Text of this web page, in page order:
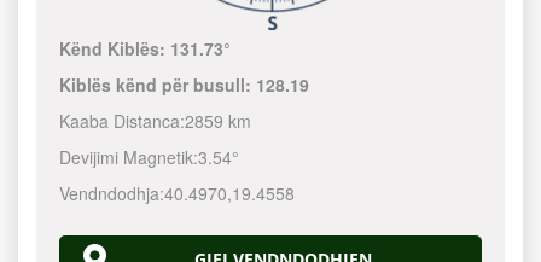
Kënd Kiblës: 131.73°
Kiblës kënd për busull: 128.19
Kaaba Distanca:2859 km
Devijimi Magnetik:3.54°
Vendndodhja:40.4970,19.4558